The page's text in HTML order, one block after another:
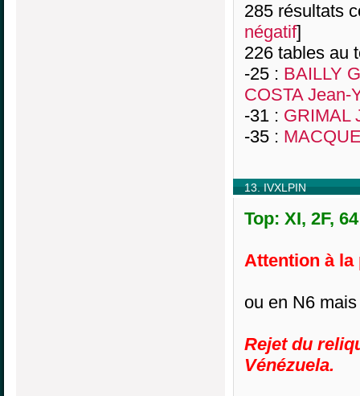
285 résultats
négatif]
226 tables au
-25 : BAILLY
COSTA Jean-
-31 : GRIMAL
-35 :
13. IVXLPIN
Top: XI, 2F,
Attention à la
ou en N6
Rejet du
Vénézuela.